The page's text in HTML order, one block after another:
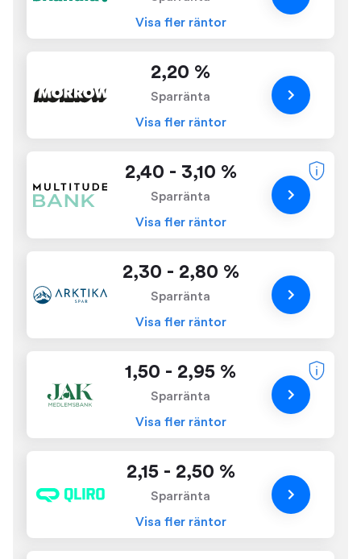
Visa fler räntor
2,20 %
Sparränta
Visa fler räntor
2,40 - 3,10 %
Sparränta
Visa fler räntor
2,30 - 2,80 %
Sparränta
Visa fler räntor
1,50 - 2,95 %
Sparränta
Visa fler räntor
2,15 - 2,50 %
Sparränta
Visa fler räntor